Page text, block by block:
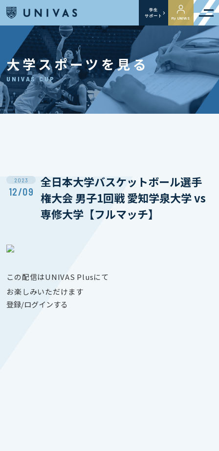
学生
サポート
My UNIVAS
大学スポーツを見る
UNIVAS CUP
2023
12/09
全日本大学バスケットボール選手
権大会 男子1回戦 愛知学泉大学 vs
専修大学【フルマッチ】
この配信はUNIVAS Plusにて
お楽しみいただけます
登録/ログインする